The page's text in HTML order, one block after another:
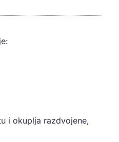
i okuplja razdvojene,